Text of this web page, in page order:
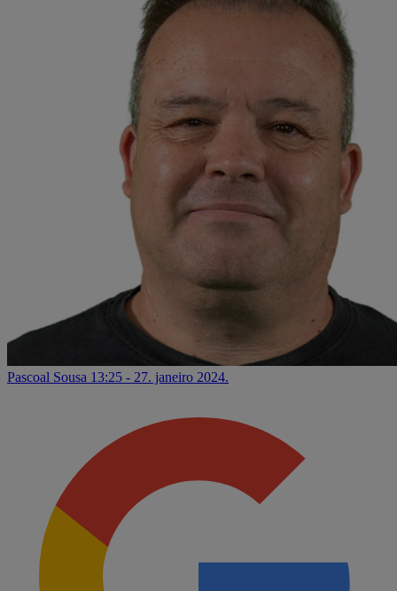
Pascoal Sousa 13:25 - 27. janeiro 2024.